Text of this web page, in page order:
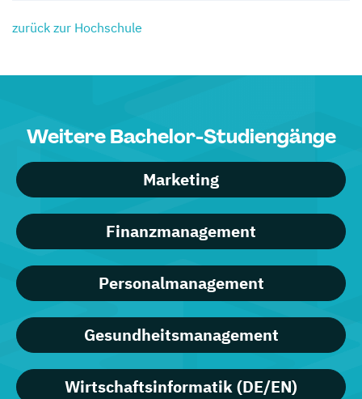
zurück zur Hochschule
Weitere Bachelor-Studiengänge
Marketing
Finanzmanagement
Personalmanagement
Gesundheitsmanagement
Wirtschaftsinformatik (DE/EN)